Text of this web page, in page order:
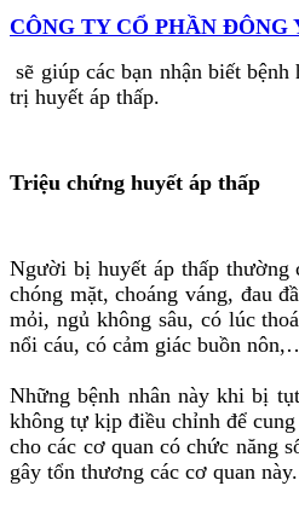
CÔNG TY CỔ PHẦN ĐÔNG
sẽ giúp các bạn nhận biết
trị huyết áp thấp.
Triệu chứng huyết áp thấp
Người bị huyết áp thấp thường
chóng mặt, choáng váng, đau
mỏi, ngủ không sâu, có lúc
nổi cáu, có cảm giác buồn
Những bệnh nhân này khi bị
không tự kịp điều chỉnh để
cho các cơ quan có chức năng
gây tổn thương các cơ quan này.